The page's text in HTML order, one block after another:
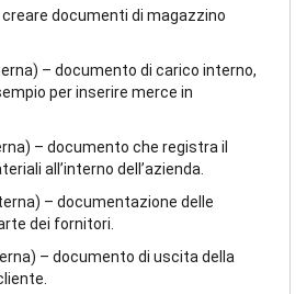
creare documenti di magazzino
– documento di carico interno,
per inserire merce in
– documento che registra il
all’interno dell’azienda.
– documentazione delle
dei fornitori.
– documento di uscita della